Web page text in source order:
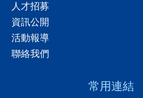
人才招募
資訊公開
活動報導
聯絡我們
常用連結